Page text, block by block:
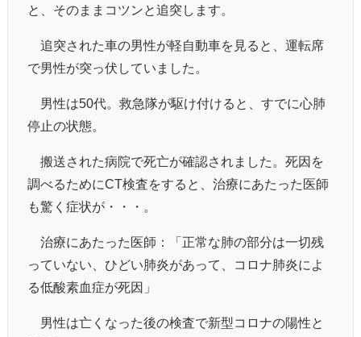
と、そのままコツンと追突します。
追突された車の男性が軽自動車を見ると、運転席
で男性が突っ伏していました。
男性は50代。救急隊が駆け付けると、すでに心肺
停止の状態。
搬送された病院で死亡が確認されました。死因を
調べるためにCT検査をすると、治療にあたった医師
も驚く症状が・・・。
治療にあたった医師：「正常な肺の部分は一切残
っていない、ひどい肺炎があって、コロナ肺炎によ
る低酸素血症が死因」
男性は亡くなった後の検査で新型コロナの陽性と